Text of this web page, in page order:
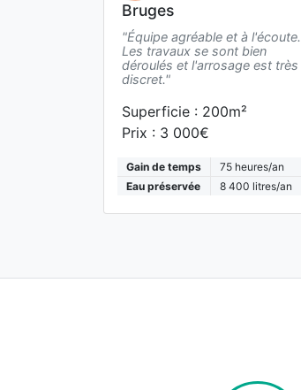
Bruges
"Équipe agréable et à l'écoute.
Les travaux se sont bien
déroulés et l'arrosage est très
discret."
Superficie : 200m²
Prix : 3 000€
Gain de temps 75heures/an
Eau préservée
8 400 litres/an